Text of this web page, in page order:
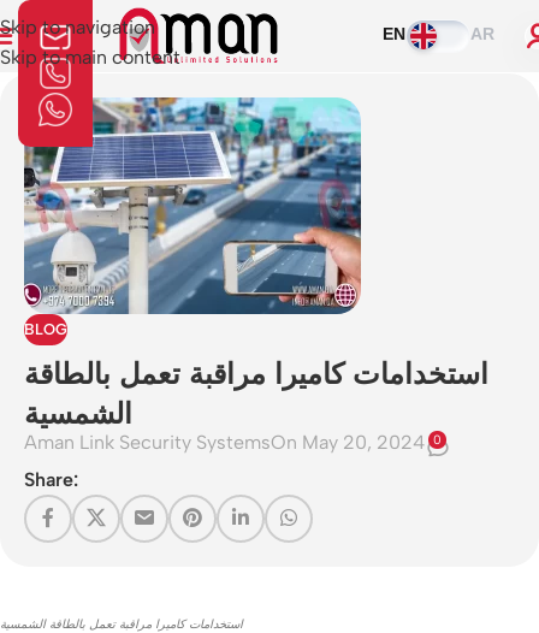
Skip to navigation
Skip to main content
EN AR
BLOG
استخدامات كاميرا مراقبة تعمل بالطاقة
الشمسية
Aman Link Security SystemsOn May 20, 2024 0
Share:
استخدامات كاميرا مراقبة تعمل بالطاقة الشمسية